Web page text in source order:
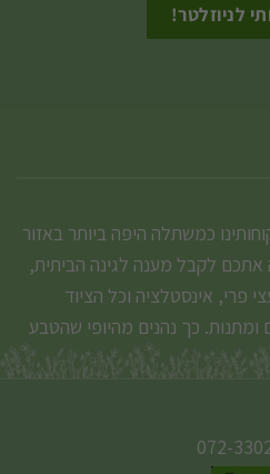
כמשתלה היפה ביותר באזור
לקבל מענה לגינה הביתית,
פרי, אינסטלציה וכל הציוד
ומתנות. כך נהנים מהיופי שהטבע
072-